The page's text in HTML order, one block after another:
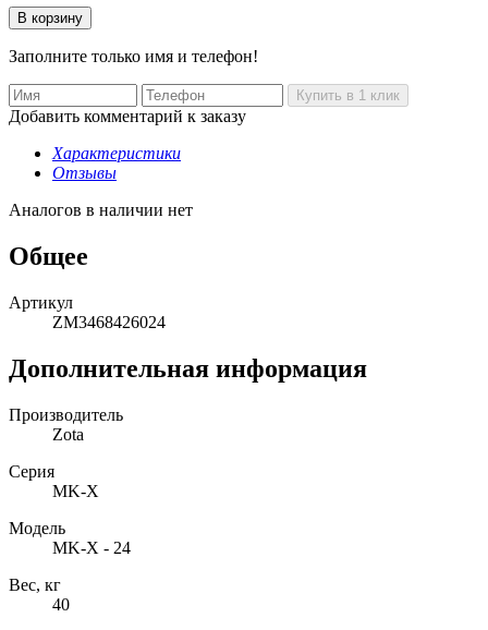
Заполните только имя и телефон!
Добавить комментарий к заказу
Характеристики
Отзывы
Аналогов в наличии нет
Общее
Артикул
ZM3468426024
Дополнительная информация
Производитель
Zota
Серия
MK-X
Модель
MK-X - 24
Вес, кг
40